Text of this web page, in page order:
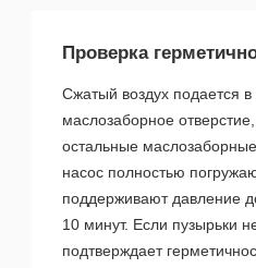
Проверка
Сжатый воздух подается в
маслозаборное
остальные
насос полностью
поддерживают давление
10 минут. Если пузырьки
подтверждает